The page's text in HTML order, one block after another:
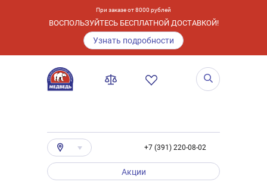
При заказе от 8000 рублей
ВОСПОЛЬЗУЙТЕСЬ БЕСПЛАТНОЙ ДОСТАВКОЙ!
Узнать подробности
+7 (391) 220-08-02
Акции